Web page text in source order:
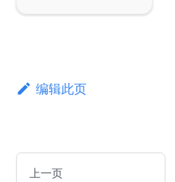
编辑此页
上一页